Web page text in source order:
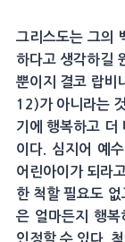
그리스도는 그의
하다고 생각하길
뿐이지 결코 랍비
12)가 아니라는
기에 행복하고 더
이다. 심지어 예
어린아이가 되라
한 척할 필요도
은 얼마든지 행복
인정할 수 있다.